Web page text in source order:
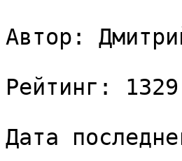
Автор:
Рейтинг: 1329
Дата